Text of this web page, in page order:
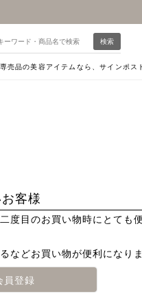
検索
売品の美容アイテムなら、サインポス
客様
度目のお買い物時にとても
などお買い物が便利になりま
員登録